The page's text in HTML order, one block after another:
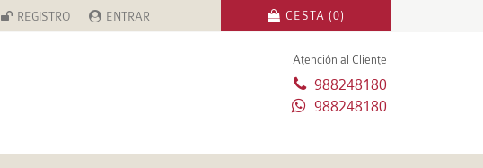
REGISTRO ENTRAR CESTA (0)
Atención al Cliente
988248180
988248180